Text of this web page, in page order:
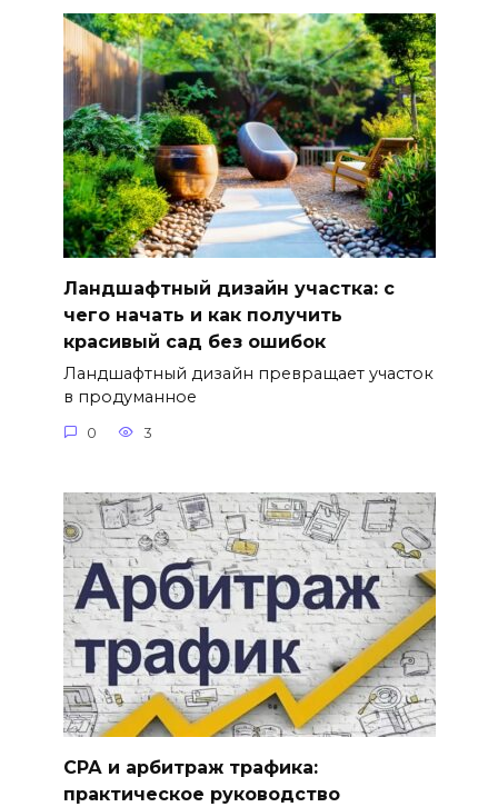
Ландшафтный дизайн участка: с
чего начать и как получить
красивый сад без ошибок
Ландшафтный дизайн превращает участок
в продуманное
0 3
СРА и арбитраж трафика:
практическое руководство